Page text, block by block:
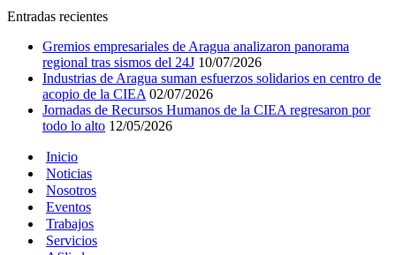
Entradas recientes
Gremios empresariales de Aragua analizaron panorama
regional tras sismos del 24J 10/07/2026
Industrias de Aragua suman esfuerzos solidarios en centro de
acopio de la CIEA 02/07/2026
Jornadas de Recursos Humanos de la CIEA regresaron por
todo lo alto 12/05/2026
Inicio
Noticias
Nosotros
Eventos
Trabajos
Servicios